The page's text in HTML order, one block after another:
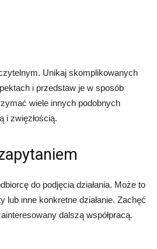
Unikaj skomplikowanych
i przedstaw je w sposób
wiele innych podobnych
i zwięzłością.
do podjęcia działania. Może to
lub inne konkretne działanie. Zachęć
dalszą współpracą.